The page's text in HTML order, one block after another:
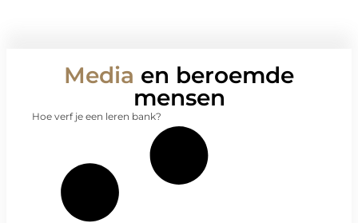
Media en beroemde
mensen
Hoe verf je een leren bank?